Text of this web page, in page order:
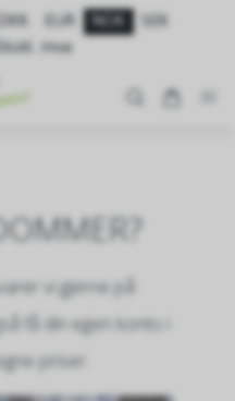
DKK EUR NOK
SEK
Ekskl. mva
vi gjerne på
få din egen konto i
priser.